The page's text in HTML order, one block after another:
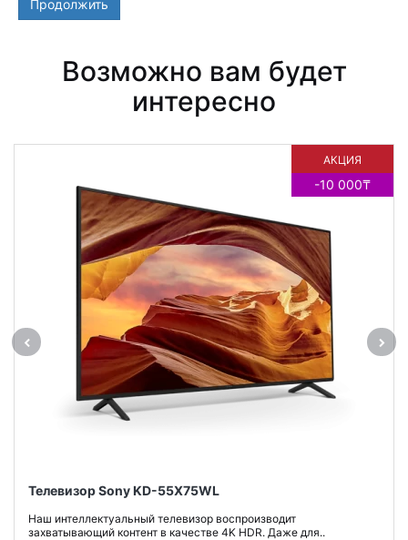
Продолжить
Возможно вам будет
интересно
АКЦИЯ
-10 000₸
Телевизор Sony KD-55X75WL
Наш интеллектуальный телевизор воспроизводит
захватывающий контент в качестве 4K HDR. Даже для..